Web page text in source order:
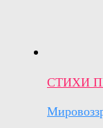
СТИХИ